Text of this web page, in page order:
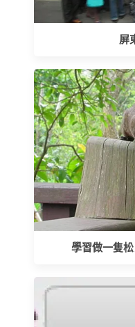
屏
學習做一隻